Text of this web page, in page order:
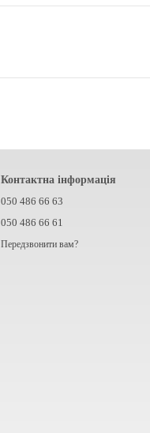
Контактна інформація
050 486 66 63
050 486 66 61
Передзвонити вам?